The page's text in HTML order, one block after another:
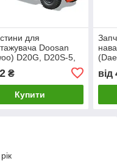
для
Doosan
D20G, D20S-5,
₴
Купити
від